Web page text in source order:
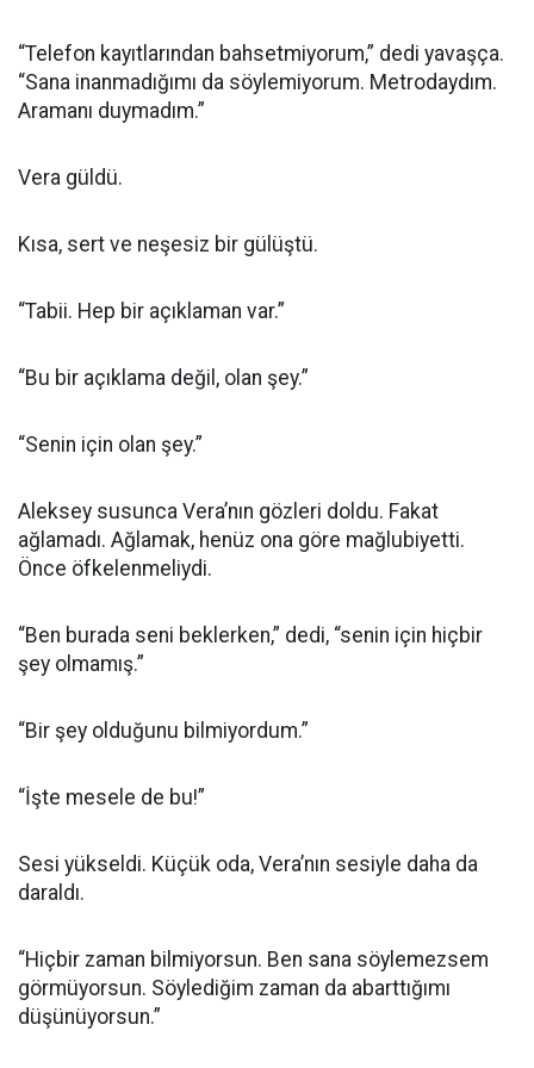
“Telefon kayıtlarından bahsetmiyorum,” dedi yavaşça.
“Sana inanmadığımı da söylemiyorum. Metrodaydım.
Aramanı duymadım.”
Vera güldü.
Kısa, sert ve neşesiz bir gülüştü.
“Tabii. Hep bir açıklaman var.”
“Bu bir açıklama değil, olan şey.”
“Senin için olan şey.”
Aleksey susunca Vera’nın gözleri doldu. Fakat
ağlamadı. Ağlamak, henüz ona göre mağlubiyetti.
Önce öfkelenmeliydi.
“Ben burada seni beklerken,” dedi, “senin için hiçbir
şey olmamış.”
“Bir şey olduğunu bilmiyordum.”
“İşte mesele de bu!”
Sesi yükseldi. Küçük oda, Vera’nın sesiyle daha da
daraldı.
“Hiçbir zaman bilmiyorsun. Ben sana söylemezsem
görmüyorsun. Söylediğim zaman da abarttığımı
düşünüyorsun.”